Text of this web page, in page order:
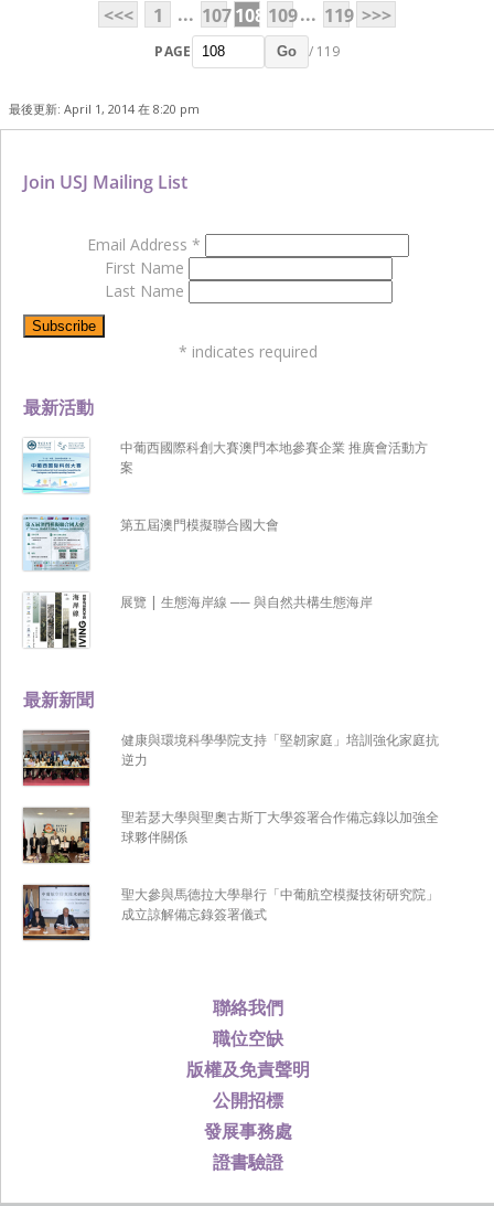
<<<
1 ... 107108 109... 119 >>>
PAGE Go / 119
最後更新: April 1, 2014 在 8:20 pm
聯絡我們
職位空缺
版權及免責聲明
公開招標
發展事務處
證書驗證
最新新聞
健康與環境科學學院支持「堅韌家庭」培訓強化家庭抗
逆力
聖若瑟大學與聖奧古斯丁大學簽署合作備忘錄以加強全
球夥伴關係
聖大參與馬德拉大學舉行「中葡航空模擬技術研究院」
成立諒解備忘錄簽署儀式
最新活動
中葡西國際科創大賽澳門本地參賽企業 推廣會活動方
案
第五屆澳門模擬聯合國大會
展覽 | 生態海岸線 ── 與自然共構生態海岸
Join USJ Mailing List
Email Address *
First Name
Last Name
* indicates required